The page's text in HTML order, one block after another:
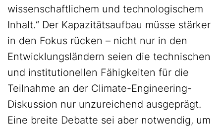
wissenschaftlichem und technologischem
Inhalt.“ Der Kapazitätsaufbau müsse stärker
in den Fokus rücken – nicht nur in den
Entwicklungsländern seien die technischen
und institutionellen Fähigkeiten für die
Teilnahme an der Climate-Engineering-
Diskussion nur unzureichend ausgeprägt.
Eine breite Debatte sei aber notwendig, um